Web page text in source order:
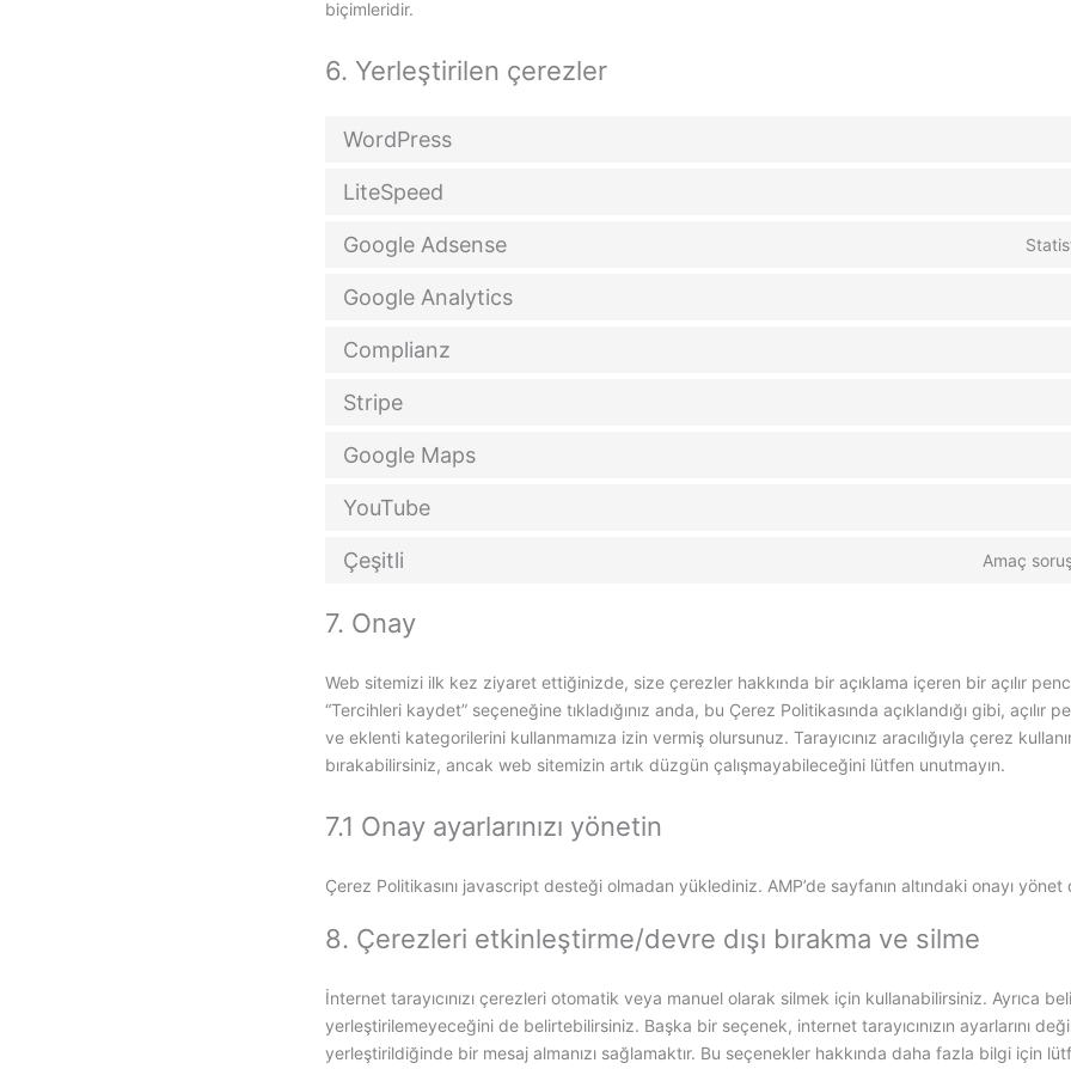
biçimleridir.
6. Yerleştirilen çerezler
WordPress
LiteSpeed
Google Adsense
Google Analytics
Complianz
Stripe
Google Maps
YouTube
Çeşitli Amaç
7. Onay
Web sitemizi ilk kez ziyaret ettiğinizde, size çerezler hakkında bir açıklama içeren bir açılır
“Tercihleri kaydet” seçeneğine tıkladığınız anda, bu Çerez Politikasında açıklandığı gibi, açılır
ve eklenti kategorilerini kullanmamıza izin vermiş olursunuz. Tarayıcınız aracılığıyla çerez
bırakabilirsiniz, ancak web sitemizin artık düzgün çalışmayabileceğini lütfen unutmayın.
7.1 Onay ayarlarınızı yönetin
Çerez Politikasını javascript desteği olmadan yüklediniz. AMP’de sayfanın altındaki onayı
8. Çerezleri etkinleştirme/devre dışı bırakma ve silme
İnternet tarayıcınızı çerezleri otomatik veya manuel olarak silmek için kullanabilirsiniz. Ayrıca
yerleştirilemeyeceğini de belirtebilirsiniz. Başka bir seçenek, internet tarayıcınızın ayarlarını
yerleştirildiğinde bir mesaj almanızı sağlamaktır. Bu seçenekler hakkında daha fazla bilgi için